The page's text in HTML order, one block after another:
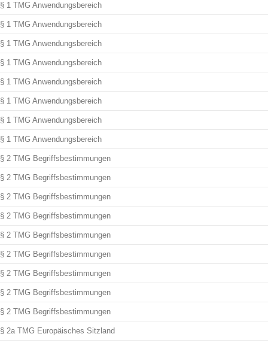
§ 1 TMG Anwendungsbereich
§ 1 TMG Anwendungsbereich
§ 1 TMG Anwendungsbereich
§ 1 TMG Anwendungsbereich
§ 1 TMG Anwendungsbereich
§ 1 TMG Anwendungsbereich
§ 1 TMG Anwendungsbereich
§ 1 TMG Anwendungsbereich
§ 2 TMG Begriffsbestimmungen
§ 2 TMG Begriffsbestimmungen
§ 2 TMG Begriffsbestimmungen
§ 2 TMG Begriffsbestimmungen
§ 2 TMG Begriffsbestimmungen
§ 2 TMG Begriffsbestimmungen
§ 2 TMG Begriffsbestimmungen
§ 2 TMG Begriffsbestimmungen
§ 2 TMG Begriffsbestimmungen
§ 2a TMG Europäisches Sitzland